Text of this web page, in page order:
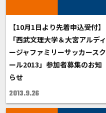
【10月1日より先着申込受付】
「西武文理大学＆大宮アルディ
ージャファミリーサッカースク
ール2013」参加者募集のお知
らせ
2013.9.26